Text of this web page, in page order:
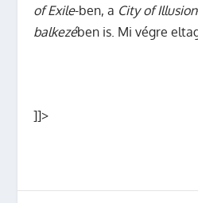
of Exile-ben, a City of Illusion
balkezében is. Mi végre
]]>